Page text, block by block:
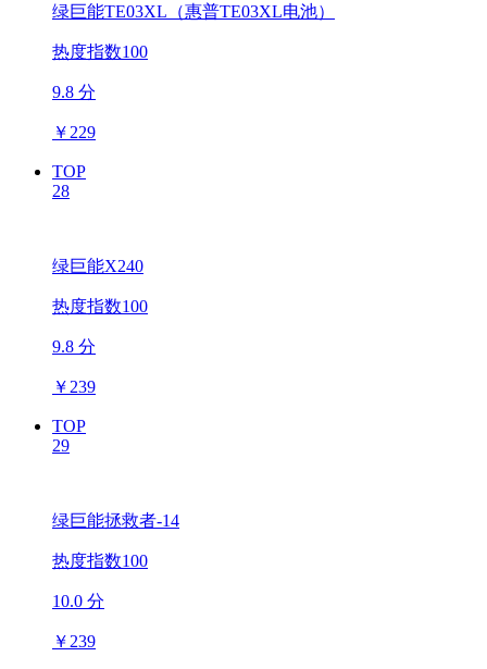
绿巨能TE03XL（惠普TE03XL电池）
热度指数100
9.8 分
￥ 229
TOP
28
绿巨能X240
热度指数100
9.8 分
￥ 239
TOP
29
绿巨能拯救者-14
热度指数100
10.0 分
￥ 239